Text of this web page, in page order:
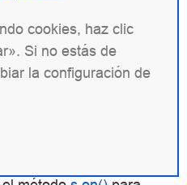
lafase prereadpor
llama con los siguientes
cookies, haz clic
Si no estás de
la configuración de